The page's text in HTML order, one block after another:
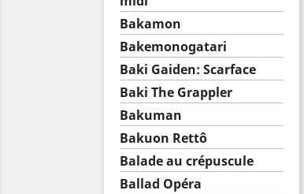
Bakamon
Bakemonogatari
Baki Gaiden: Scarface
Baki The Grappler
Bakuman
Bakuon Rettô
Balade au crépuscule
Ballad Opéra